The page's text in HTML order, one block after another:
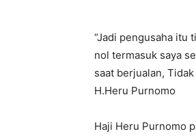
“Jadi pengusaha itu
nol termasuk saya
saat berjualan,
H.Heru Purnomo
Haji Heru Purnomo